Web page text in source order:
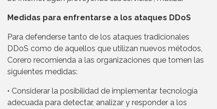
Medidas para enfrentarse a los ataques DDoS
Para defenderse tanto de los ataques tradicionales
DDoS como de aquellos que utilizan nuevos métodos,
Corero recomienda a las organizaciones que tomen las
siguientes medidas:
• Considerar la posibilidad de implementar tecnología
adecuada para detectar, analizar y responder a los